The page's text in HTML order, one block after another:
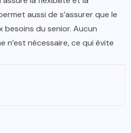
aussi de s’assurer que le
du senior. Aucun
n’est nécessaire, ce qui évite